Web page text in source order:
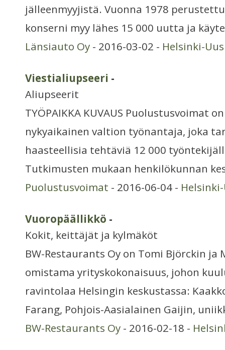
jälleenmyyjistä. Vuonna 1978
konserni myy lähes 15 000 uutta ja
Länsiauto Oy - 2016-03-02 - Helsinki-
Viestialiupseeri -
Aliupseerit
TYÖPAIKKA KUVAUS Puolustusvoimat
nykyaikainen valtion työnantaja, joka
haasteellisia tehtäviä 12 000
Tutkimusten mukaan henkilökunnan
Puolustusvoimat - 2016-06-04 -
Vuoropäällikkö -
Kokit, keittäjät ja kylmäköt
BW-Restaurants Oy on Tomi Björckin
omistama yrityskokonaisuus, johon
ravintolaa Helsingin keskustassa:
Farang, Pohjois-Aasialainen Gaijin,
BW-Restaurants Oy - 2016-02-18 -